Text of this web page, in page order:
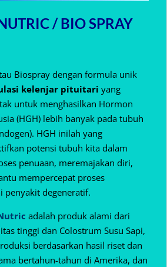
/ BIO SPRAY
Biospray dengan formula unik
kelenjar pituitari yang
untuk menghasilkan Hormon
(HGH) lebih banyak pada tubuh
HGH inilah yang
potensi tubuh kita dalam
penuaan, meremajakan diri,
mempercepat proses
penyakit degeneratif.
adalah produk alami dari
tinggi dan Colostrum Susu Sapi,
berdasarkan hasil riset dan
bertahun-tahun di Amerika, dan